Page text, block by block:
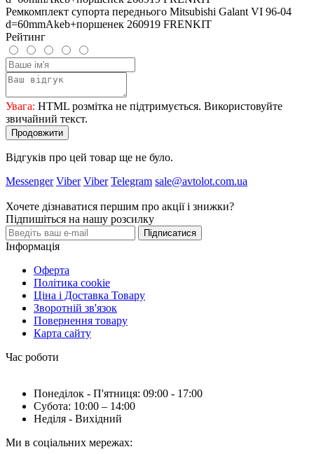
Ремкомплект супорта переднього Mitsubishi Galant VI 96-04
d=60mmAkeb+поршенек 260919 FRENKIT
Рейтинг
Увага: HTML розмітка не підтримується. Використовуйте
звичайний текст.
Продовжити
Відгуків про цей товар ще не було.
Messenger Viber Viber Telegram sale@avtolot.com.ua
Хочете дізнаватися першим про акції і знижки?
Підпишіться на нашу розсилку
Підписатися
Інформація
Оферта
Політика cookie
Ціна і Доставка Товару
Зворотній зв'язок
Повернення товару
Карта сайту
Час роботи
Понеділок - П'ятниця: 09:00 - 17:00
Субота: 10:00 – 14:00
Неділя - Вихідний
Ми в соціальних мережах: